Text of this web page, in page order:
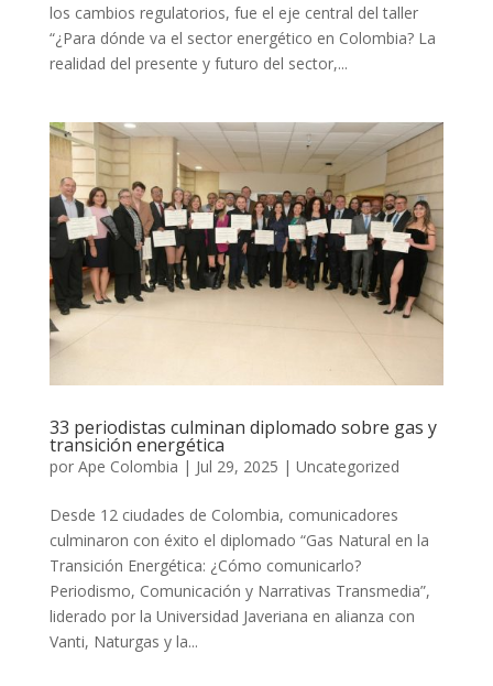
los cambios regulatorios, fue el eje central del taller
“¿Para dónde va el sector energético en Colombia? La
realidad del presente y futuro del sector,...
33 periodistas culminan diplomado sobre gas y
transición energética
por Ape Colombia | Jul 29, 2025 | Uncategorized
Desde 12 ciudades de Colombia, comunicadores
culminaron con éxito el diplomado “Gas Natural en la
Transición Energética: ¿Cómo comunicarlo?
Periodismo, Comunicación y Narrativas Transmedia”,
liderado por la Universidad Javeriana en alianza con
Vanti, Naturgas y la...